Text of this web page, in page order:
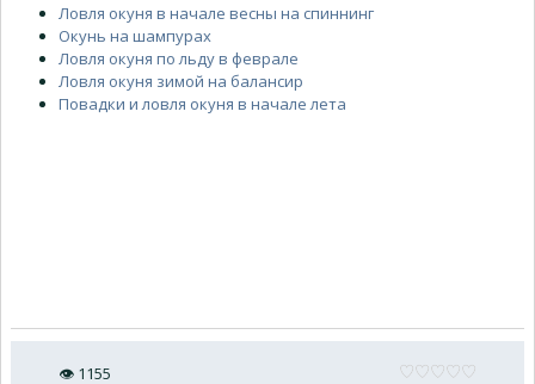
Ловля окуня в начале весны на спиннинг
Окунь на шампурах
Ловля окуня по льду в феврале
Ловля окуня зимой на балансир
Повадки и ловля окуня в начале лета
👁 1155